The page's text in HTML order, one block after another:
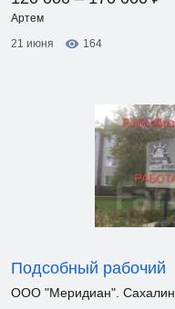
Артем
21 июня
164
Подсобный рабочий
ООО "Меридиан". Сахалин